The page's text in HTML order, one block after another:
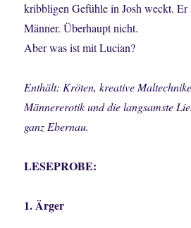
kribbligen Gefühle in Josh weckt. Er
Männer. Überhaupt nicht.
Aber was ist mit Lucian?
Enthält: Kröten, kreative
Männererotik und die langsamste
ganz Ebernau.
LESEPROBE:
1. Ärger